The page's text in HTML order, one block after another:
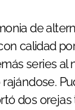
de
calidad
series al
dos